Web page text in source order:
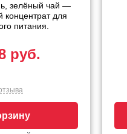
зелёный чай —
для
питания.
руб.